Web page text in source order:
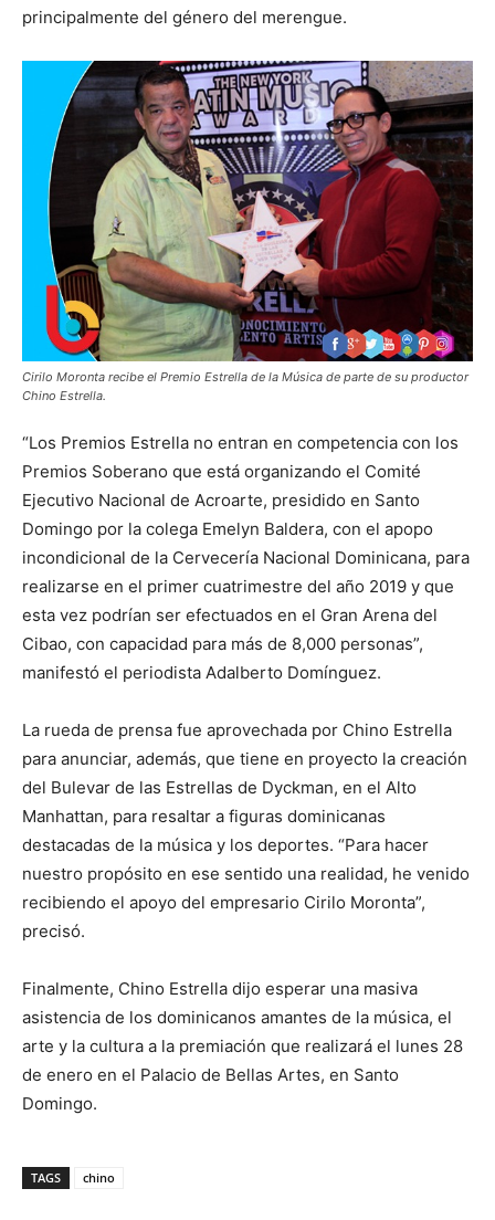
principalmente del género del merengue.
Cirilo Moronta recibe el Premio Estrella de la Música de parte de su productor
Chino Estrella.
“Los Premios Estrella no entran en competencia con los
Premios Soberano que está organizando el Comité
Ejecutivo Nacional de Acroarte, presidido en Santo
Domingo por la colega Emelyn Baldera, con el apopo
incondicional de la Cervecería Nacional Dominicana, para
realizarse en el primer cuatrimestre del año 2019 y que
esta vez podrían ser efectuados en el Gran Arena del
Cibao, con capacidad para más de 8,000 personas”,
manifestó el periodista Adalberto Domínguez.
La rueda de prensa fue aprovechada por Chino Estrella
para anunciar, además, que tiene en proyecto la creación
del Bulevar de las Estrellas de Dyckman, en el Alto
Manhattan, para resaltar a figuras dominicanas
destacadas de la música y los deportes. “Para hacer
nuestro propósito en ese sentido una realidad, he venido
recibiendo el apoyo del empresario Cirilo Moronta”,
precisó.
Finalmente, Chino Estrella dijo esperar una masiva
asistencia de los dominicanos amantes de la música, el
arte y la cultura a la premiación que realizará el lunes 28
de enero en el Palacio de Bellas Artes, en Santo
Domingo.
TAGS chino